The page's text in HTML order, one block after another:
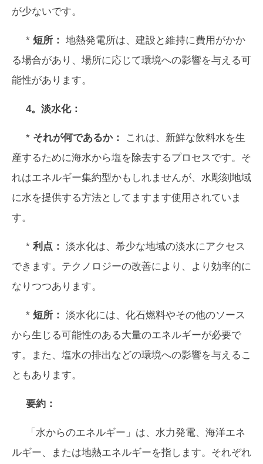
が少ないです。
* 短所： 地熱発電所は、建設と維持に費用がかか
る場合があり、場所に応じて環境への影響を与える可
能性があります。
4。淡水化：
* それが何であるか：
これは、新鮮な飲料水を生
産するために海水から塩を除去するプロセスです。そ
れはエネルギー集約型かもしれませんが、水彫刻地域
に水を提供する方法としてますます使用されていま
す。
* 利点： 淡水化は、希少な地域の淡水にアクセス
できます。テクノロジーの改善により、より効率的に
なりつつあります。
* 短所： 淡水化には、化石燃料やその他のソース
から生じる可能性のある大量のエネルギーが必要で
す。また、塩水の排出などの環境への影響を与えるこ
ともあります。
要約：
「水からのエネルギー」は、水力発電、海洋エネ
ルギー、または地熱エネルギーを指します。それぞれ